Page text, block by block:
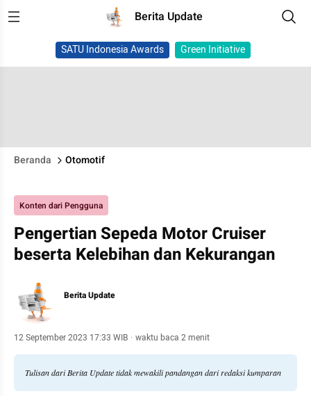
Berita Update
SATU Indonesia Awards Green Initiative
Beranda Otomotif
Konten dari Pengguna
Pengertian Sepeda Motor Cruiser
beserta Kelebihan dan Kekurangan
Berita Update
12 September 2023 17:33 WIB · waktu baca 2 menit
Tulisan dari Berita Update tidak mewakili pandangan dari redaksi kumparan